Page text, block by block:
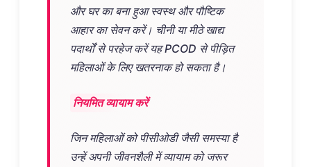
और घर का बना हुआ स्वस्थ और पौष्टिक
आहार का सेवन करें। चीनी या मीठे खाद्य
पदार्थों से परहेज करें यह PCOD से पीड़ित
महिलाओं के लिए खतरनाक हो सकता है।
नियमित व्यायाम करें
जिन महिलाओं को पीसीओडी जैसी समस्या है
उन्हें अपनी जीवनशैली में व्यायाम को जरूर